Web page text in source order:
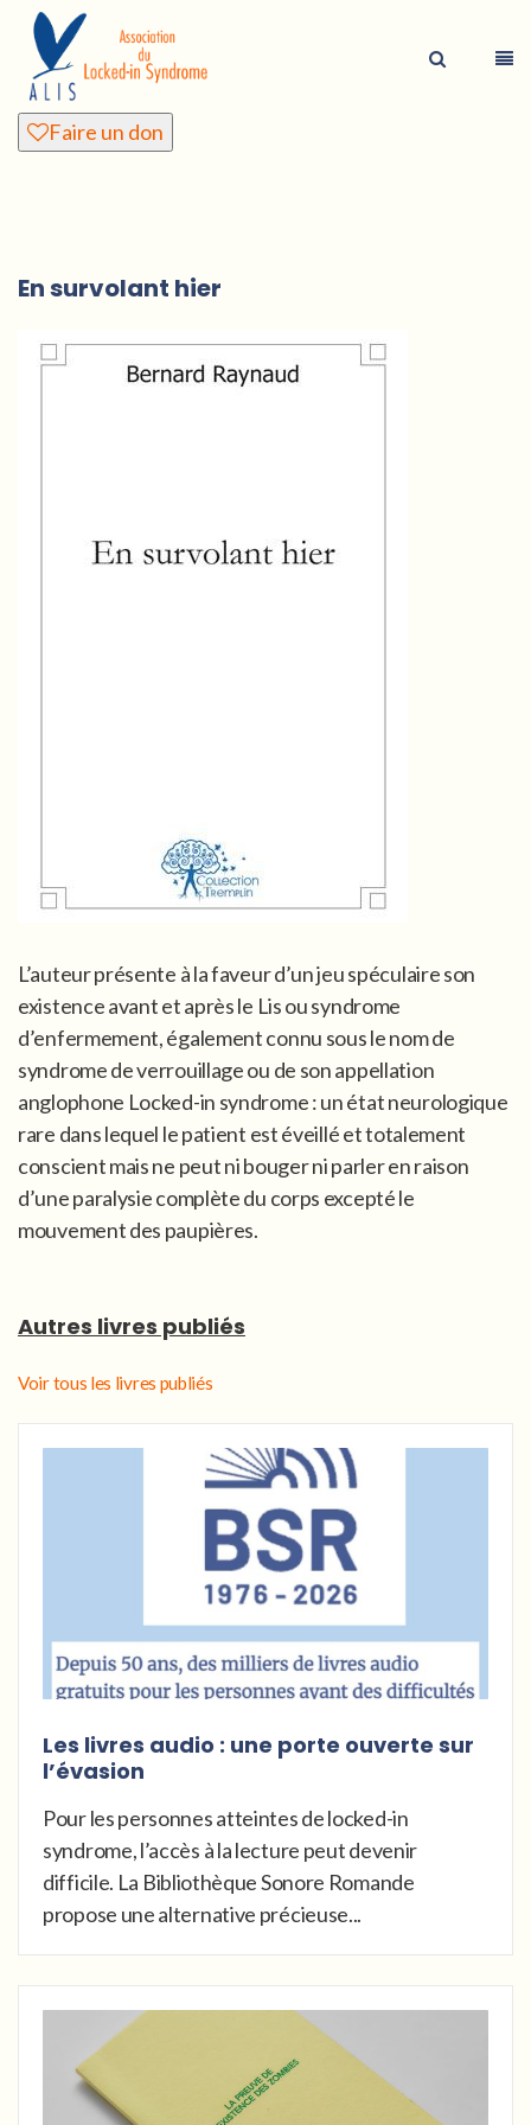
Faire un don
En survolant hier
L’auteur présente à la faveur d’un jeu spéculaire son
existence avant et après le Lis ou syndrome
d’enfermement, également connu sous le nom de
syndrome de verrouillage ou de son appellation
anglophone Locked-in syndrome : un état neurologique
rare dans lequel le patient est éveillé et totalement
conscient mais ne peut ni bouger ni parler en raison
d’une paralysie complète du corps excepté le
mouvement des paupières.
Autres livres publiés
Voir tous les livres publiés
Les livres audio : une porte ouverte sur
l’évasion
Pour les personnes atteintes de locked-in
syndrome, l’accès à la lecture peut devenir
difficile. La Bibliothèque Sonore Romande
propose une alternative précieuse...